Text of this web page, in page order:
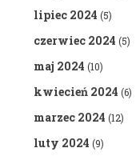
lipiec 2024 (5)
czerwiec 2024 (5)
maj 2024 (10)
kwiecień 2024 (6)
marzec 2024 (12)
luty 2024 (9)